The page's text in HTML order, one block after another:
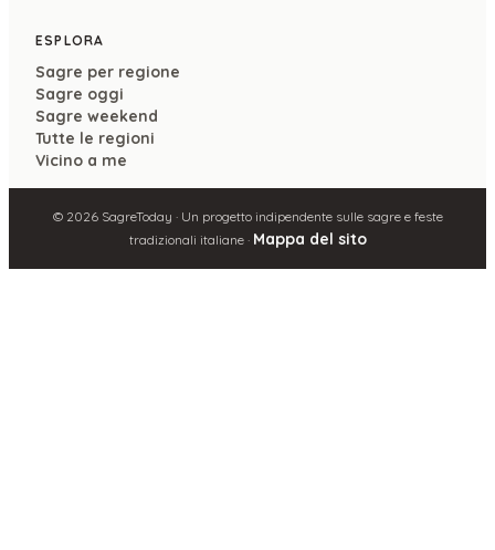
ESPLORA
Sagre per regione
Sagre oggi
Sagre weekend
Tutte le regioni
Vicino a me
© 2026SagreToday · Un progetto indipendente sulle sagre e feste
tradizionali italiane · Mappa del sito